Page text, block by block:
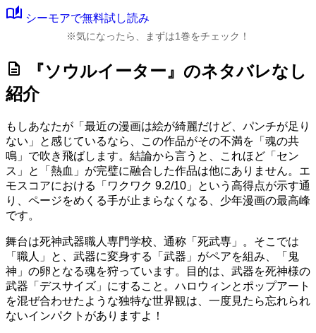
auto_stories シーモアで無料試し読み
※気になったら、まずは1巻をチェック！
description
『ソウルイーター』のネタバレなし
紹介
もしあなたが「最近の漫画は絵が綺麗だけど、パンチが足り
ない」と感じているなら、この作品がその不満を「魂の共
鳴」で吹き飛ばします。結論から言うと、これほど「セン
ス」と「熱血」が完璧に融合した作品は他にありません。エ
モスコアにおける
「ワクワク 9.2/10」
という高得点が示す通
り、ページをめくる手が止まらなくなる、少年漫画の最高峰
です。
舞台は死神武器職人専門学校、通称「死武専」。そこでは
「職人」と、武器に変身する「武器」がペアを組み、「鬼
神」の卵となる魂を狩っています。目的は、武器を死神様の
武器「デスサイズ」にすること。ハロウィンとポップアート
を混ぜ合わせたような独特な世界観は、一度見たら忘れられ
ないインパクトがありますよ！